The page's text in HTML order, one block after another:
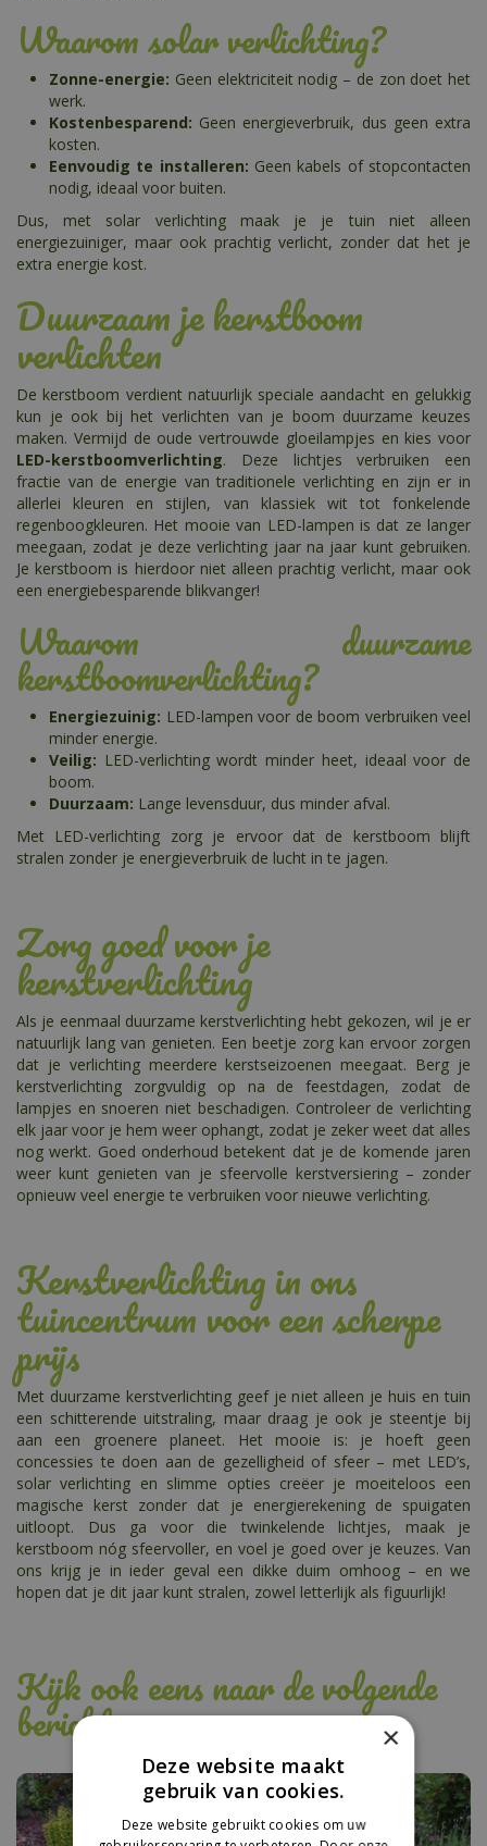
Waarom solar verlichting?
Zonne-energie: Geen elektriciteit nodig – de zon doet het
werk.
Kostenbesparend: Geen energieverbruik, dus geen extra
kosten.
Eenvoudig te installeren: Geen kabels of stopcontacten
nodig, ideaal voor buiten.
Dus, met solar verlichting maak je je tuin niet alleen
energiezuiniger, maar ook prachtig verlicht, zonder dat het je
extra energie kost.
Duurzaam je kerstboom
verlichten
De kerstboom verdient natuurlijk speciale aandacht en gelukkig
kun je ook bij het verlichten van je boom duurzame keuzes
maken. Vermijd de oude vertrouwde gloeilampjes en kies voor
LED-kerstboomverlichting. Deze lichtjes verbruiken een
fractie van de energie van traditionele verlichting en zijn er in
allerlei kleuren en stijlen, van klassiek wit tot fonkelende
regenboogkleuren. Het mooie van LED-lampen is dat ze langer
meegaan, zodat je deze verlichting jaar na jaar kunt gebruiken.
Je kerstboom is hierdoor niet alleen prachtig verlicht, maar ook
een energiebesparende blikvanger!
Waarom duurzame
kerstboomverlichting?
Energiezuinig: LED-lampen voor de boom verbruiken veel
minder energie.
Veilig: LED-verlichting wordt minder heet, ideaal voor de
boom.
Duurzaam: Lange levensduur, dus minder afval.
Met LED-verlichting zorg je ervoor dat de kerstboom blijft
stralen zonder je energieverbruik de lucht in te jagen.
Zorg goed voor je
kerstverlichting
Als je eenmaal duurzame kerstverlichting hebt gekozen, wil je er
natuurlijk lang van genieten. Een beetje zorg kan ervoor zorgen
dat je verlichting meerdere kerstseizoenen meegaat. Berg je
kerstverlichting zorgvuldig op na de feestdagen, zodat de
lampjes en snoeren niet beschadigen. Controleer de verlichting
elk jaar voor je hem weer ophangt, zodat je zeker weet dat alles
nog werkt. Goed onderhoud betekent dat je de komende jaren
weer kunt genieten van je sfeervolle kerstversiering – zonder
opnieuw veel energie te verbruiken voor nieuwe verlichting.
Kerstverlichting in ons
tuincentrum voor een scherpe
prijs
Met duurzame kerstverlichting geef je niet alleen je huis en tuin
een schitterende uitstraling, maar draag je ook je steentje bij
aan een groenere planeet. Het mooie is: je hoeft geen
concessies te doen aan de gezelligheid of sfeer – met LED’s,
solar verlichting en slimme opties creëer je moeiteloos een
magische kerst zonder dat je energierekening de spuigaten
uitloopt. Dus ga voor die twinkelende lichtjes, maak je
kerstboom nóg sfeervoller, en voel je goed over je keuzes. Van
ons krijg je in ieder geval een dikke duim omhoog – en we
hopen dat je dit jaar kunt stralen, zowel letterlijk als figuurlijk!
Kijk ook eens naar de volgende
berichten: ×
Deze website maakt
gebruik van cookies.
Deze website gebruikt cookies om uw